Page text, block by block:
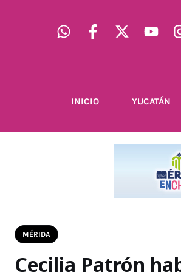
INICIO YUCATÁN
MÉRIDA
Cecilia Patrón